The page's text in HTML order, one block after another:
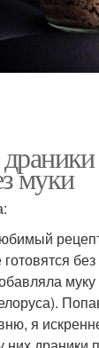
муки
я